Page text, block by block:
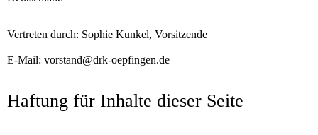
Vertreten durch: Sophie Kunkel, Vorsitzende
E-Mail: vorstand@drk-oepfingen.de
Haftung für Inhalte dieser Seite